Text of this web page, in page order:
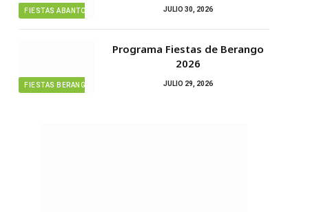
FIESTAS ABANTO ZIERBENA JULIO 30, 2026
FIESTAS BERANGO
Programa Fiestas de Berango
2026
JULIO 29, 2026